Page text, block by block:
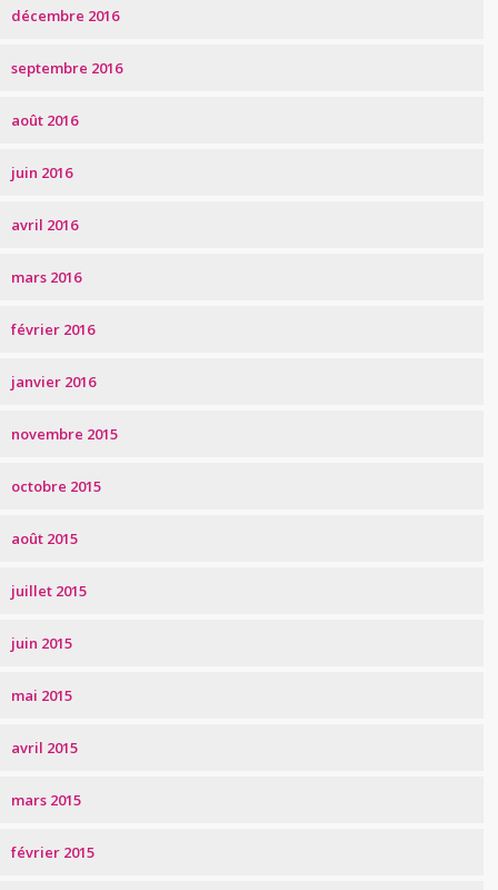
décembre 2016
septembre 2016
août 2016
juin 2016
avril 2016
mars 2016
février 2016
janvier 2016
novembre 2015
octobre 2015
août 2015
juillet 2015
juin 2015
mai 2015
avril 2015
mars 2015
février 2015